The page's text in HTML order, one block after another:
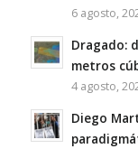
6 agosto,
Dragado:
metros
4 agosto,
Diego